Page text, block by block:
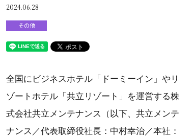
2024.06.28
その他
全国にビジネスホテル「ドーミーイン」やリ
ゾートホテル「共立リゾート」を運営する株
式会社共立メンテナンス（以下、共立メンテ
ナンス／代表取締役社長：中村幸治／本社：